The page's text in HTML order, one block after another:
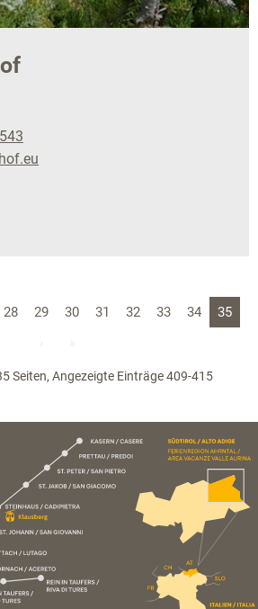
28 29 30 31 32 33 34
35
Seiten, Angezeigte Einträge 409-415